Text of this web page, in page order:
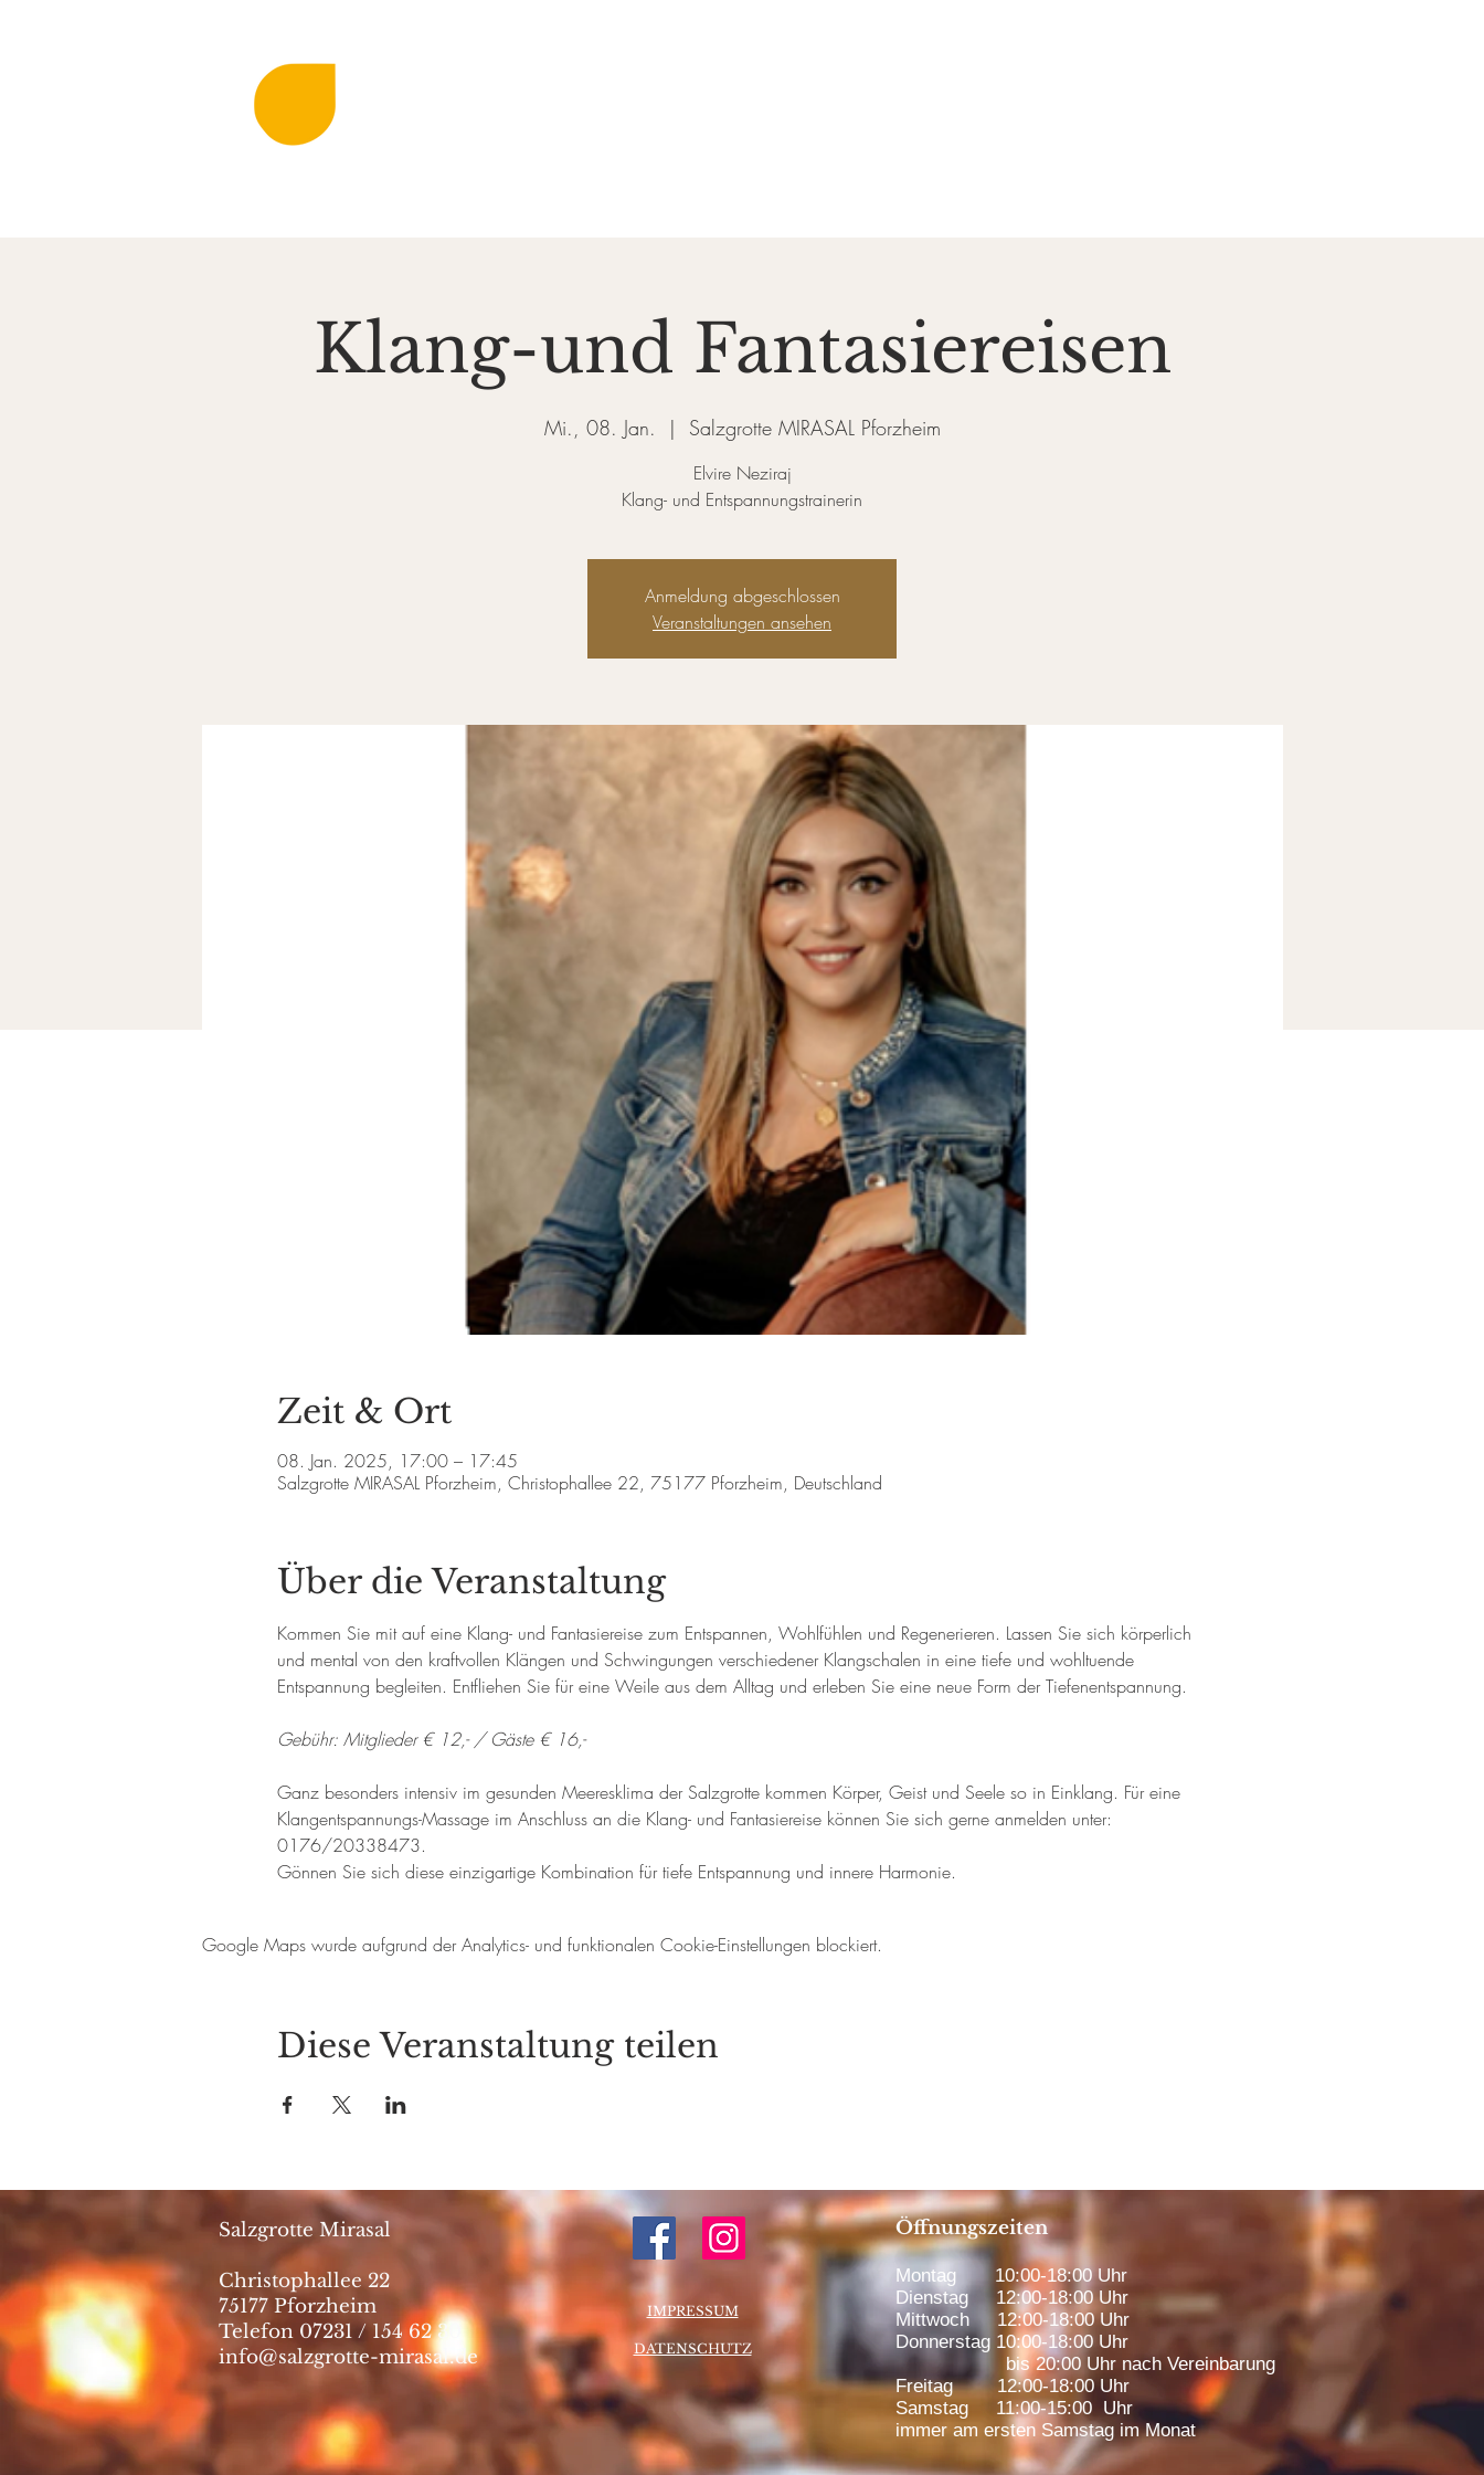
Klang-und Fantasiereisen
Mi., 08. Jan.
  |
Salzgrotte MIRASAL Pforzheim
Elvire Neziraj
Klang- und Entspannungstrainerin
Anmeldung abgeschlossen
Veranstaltungen ansehen
Zeit & Ort
08. Jan. 2025, 17:00 – 17:45
Salzgrotte MIRASAL Pforzheim, Christophallee 22, 75177 Pforzheim, Deutschland
Über die Veranstaltung
Kommen Sie mit auf eine Klang- und Fantasiereise zum Entspannen, Wohlfühlen und Regenerieren. Lassen Sie sich körperlich
und mental von den kraftvollen Klängen und Schwingungen verschiedener Klangschalen in eine tiefe und wohltuende
Entspannung begleiten. Entfliehen Sie für eine Weile aus dem Alltag und erleben Sie eine neue Form der Tiefenentspannung.
Gebühr: Mitglieder € 12,- / Gäste € 16,-
Ganz besonders intensiv im gesunden Meeresklima der Salzgrotte kommen Körper, Geist und Seele so in Einklang. Für eine
Klangentspannungs-Massage im Anschluss an die Klang- und Fantasiereise können Sie sich gerne anmelden unter:
0176/20338473.
Gönnen Sie sich diese einzigartige Kombination für tiefe Entspannung und innere Harmonie.
Google Maps wurde aufgrund der Analytics- und funktionalen Cookie-Einstellungen blockiert.
Diese Veranstaltung teilen
Salzgrotte Mirasal
Christophallee 22
75177 Pforzheim
Telefon 07231 / 154 62 30
info@salzgrotte-mirasal.de
IMPRESSUM
DATENSCHUTZ
Öffnungszeiten
Montag 10:00-18:00 Uhr
Dienstag 12:00-18:00 Uhr
Mittwoch 12:00-18:00 Uhr
Donnerstag 10:00-18:00 Uhr
bis 20:00 Uhr nach Vereinbarung
Freitag 12:00-18:00 Uhr
Samstag 11:00-15:00 Uhr
immer am ersten Samstag im Monat